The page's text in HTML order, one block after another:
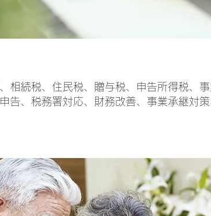
相続税、住民税、贈与税、申告所得税、
告、税務署対応、財務改善、事業承継対策